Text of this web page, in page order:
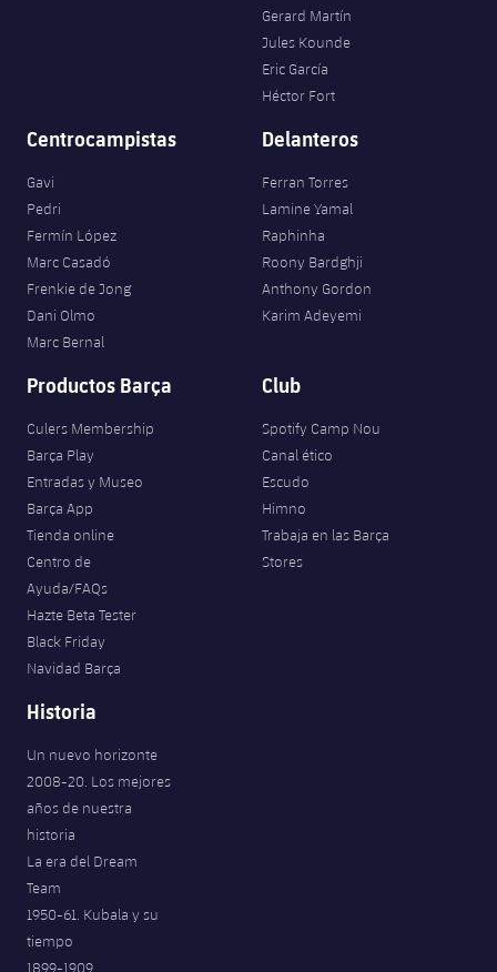
Gerard Martín
Jules Kounde
Eric García
Héctor Fort
Centrocampistas
Gavi
Pedri
Fermín López
Marc Casadó
Frenkie de Jong
Dani Olmo
Marc Bernal
Delanteros
Ferran Torres
Lamine Yamal
Raphinha
Roony Bardghji
Anthony Gordon
Karim Adeyemi
Productos Barça
Culers Membership
Barça Play
Entradas y Museo
Barça App
Tienda online
Centro de
Ayuda/FAQs
Hazte Beta Tester
Black Friday
Navidad Barça
Club
Spotify Camp Nou
Canal ético
Escudo
Himno
Trabaja en las Barça
Stores
Historia
Un nuevo horizonte
2008-20. Los mejores
años de nuestra
historia
La era del Dream
Team
1950-61. Kubala y su
tiempo
1899-1909.